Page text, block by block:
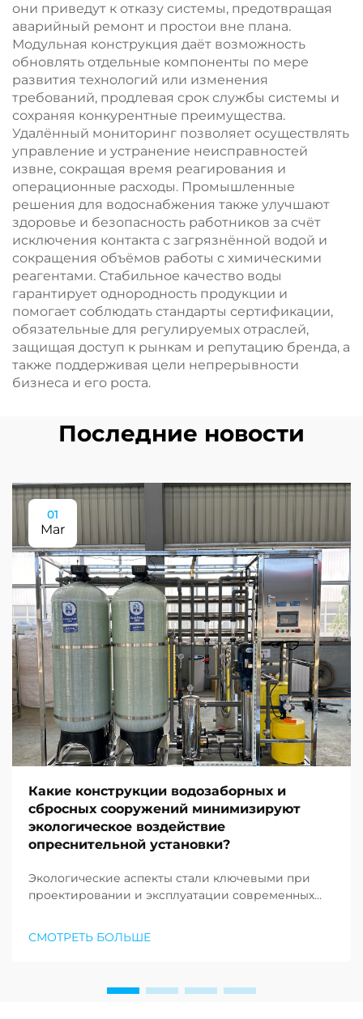
они приведут к отказу системы, предотвращая
аварийный ремонт и простои вне плана.
Модульная конструкция даёт возможность
обновлять отдельные компоненты по мере
развития технологий или изменения
требований, продлевая срок службы системы и
сохраняя конкурентные преимущества.
Удалённый мониторинг позволяет осуществлять
управление и устранение неисправностей
извне, сокращая время реагирования и
операционные расходы. Промышленные
решения для водоснабжения также улучшают
здоровье и безопасность работников за счёт
исключения контакта с загрязнённой водой и
сокращения объёмов работы с химическими
реагентами. Стабильное качество воды
гарантирует однородность продукции и
помогает соблюдать стандарты сертификации,
обязательные для регулируемых отраслей,
защищая доступ к рынкам и репутацию бренда, а
также поддерживая цели непрерывности
бизнеса и его роста.
Последние новости
01
Mar
Какие конструкции водозаборных и
сбросных сооружений минимизируют
экологическое воздействие
опреснительной установки?
Экологические аспекты стали ключевыми при
проектировании и эксплуатации современных
ставить под угрозу сообщества по всему земному
СМОТРЕТЬ БОЛЬШЕ